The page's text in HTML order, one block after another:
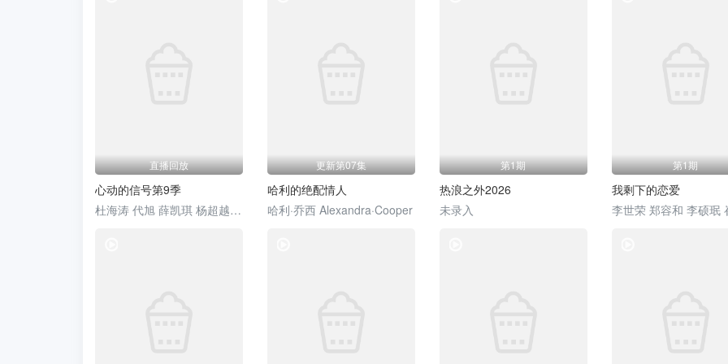
第20251206期专门陪你看 第20251208期游戏时间 第20251209期花絮合集 第20251210期时尚侧拍特辑 第20251211期喜人聚会
第20251213期专门陪你看 第20251213期回顾特辑 第20251214期特别企划 第20251216期主题纯享
直播回放
心动的信号第9季
杜海涛 代旭 薛凯琪 杨超越 张纯烨
更新第07集
哈利的绝配情人
哈利·乔西 Alexandra·Cooper
第1期
热浪之外2026
未录入
第1期
我剩下的恋爱
李世荣 郑容和 李硕珉